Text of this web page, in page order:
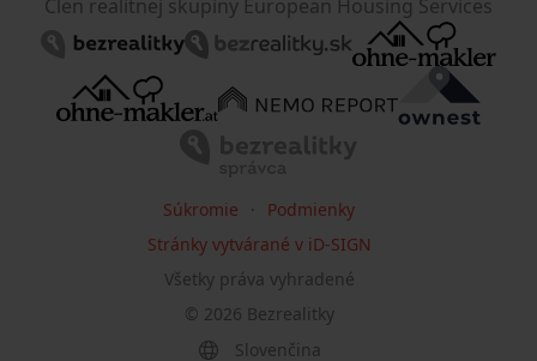
Člen realitnej skupiny European Housing Services
© 2026 Bezrealitky
Všetky práva vyhradené
Súkromie
Podmienky
Stránky vytvárané v iD-SIGN
Slovenčina